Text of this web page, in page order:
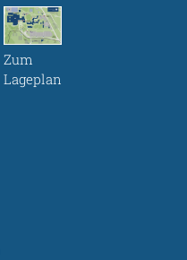
Zum
Lageplan